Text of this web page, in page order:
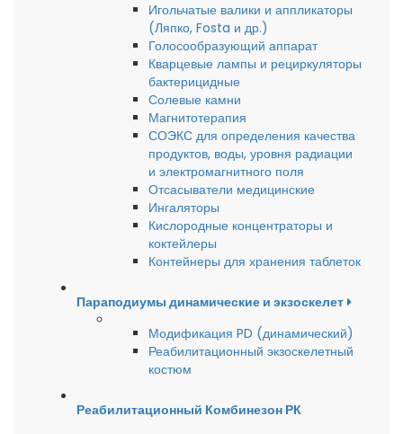
Игольчатые валики и аппликаторы
(Ляпко, Fosta и др.)
Голосообразующий аппарат
Кварцевые лампы и рециркуляторы
бактерицидные
Солевые камни
Магнитотерапия
СОЭКС для определения качества
продуктов, воды, уровня радиации
и электромагнитного поля
Отсасыватели медицинские
Ингаляторы
Кислородные концентраторы и
коктейлеры
Контейнеры для хранения таблеток
Параподиумы динамические и экзоскелет
Модификация PD (динамический)
Реабилитационный экзоскелетный
костюм
Реабилитационный Комбинезон РК